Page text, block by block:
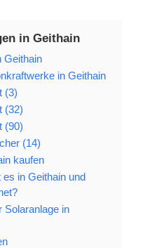
in Geithain
Geithain
in Geithain
(3)
(32)
(90)
(14)
kaufen
in Geithain und
Solaranlage in